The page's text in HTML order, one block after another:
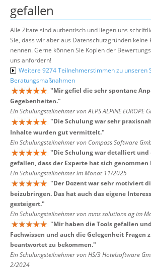
gefallen
Alle Zitate sind authentisch und liegen uns
Sie, dass wir aber aus Datenschutzgründen keine
nennen. Gerne können Sie Kopien der
uns anfordern!
Weitere 9274 Teilnehmerstimmen zu unseren
Beratungsmaßnahmen
"Mir gefiel die sehr spontane
Gegebenheiten."
Ein Schulungsteilnehmer von ALPS ALPINE
"Die Schulung war sehr
Inhalte wurden gut vermittelt."
Ein Schulungsteilnehmer von Compass Software
"Die Schulung war detalliert
gefallen, dass der Experte hat sich genommen
Ein Schulungsteilnehmer im Monat 11/2025
"Der Dozent war sehr motiviert
beizubringen. Das hat auch das eigene
gesteigert."
Ein Schulungsteilnehmer von mms solutions ag im
"Mir haben die Tools gefallen
Fachwissen und auch die Gelegenheit Fragen
beantwortet zu bekommen."
Ein Schulungsteilnehmer von HS/3 Hotelsoftware
2/2024